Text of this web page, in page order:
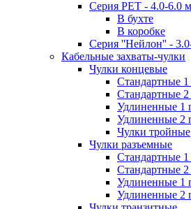
Серия PET - 4.0-6.0
В бухте
В коробке
Серия ''Нейлон'' -
Кабельные захваты-чулки
Чулки концевые
Стандартные 1
Стандартные 2
Удлиненные 1
Удлиненные 2
Чулки тройные
Чулки разъемные
Стандартные 1
Стандартные 2
Удлиненные 1
Удлиненные 2